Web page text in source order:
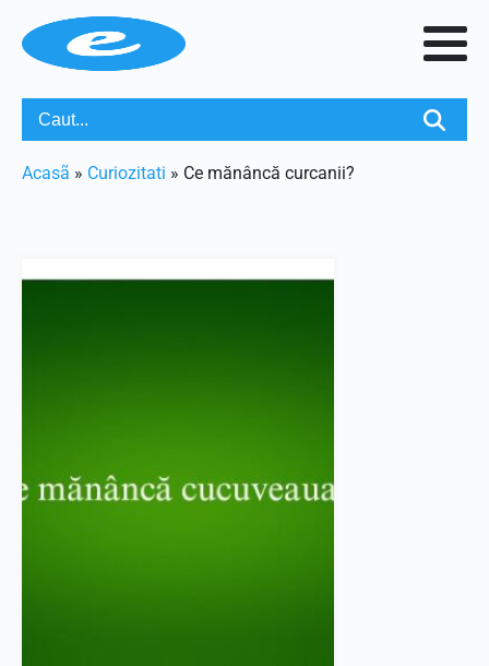
Acasã » Curiozitati » Ce mănâncă curcanii?